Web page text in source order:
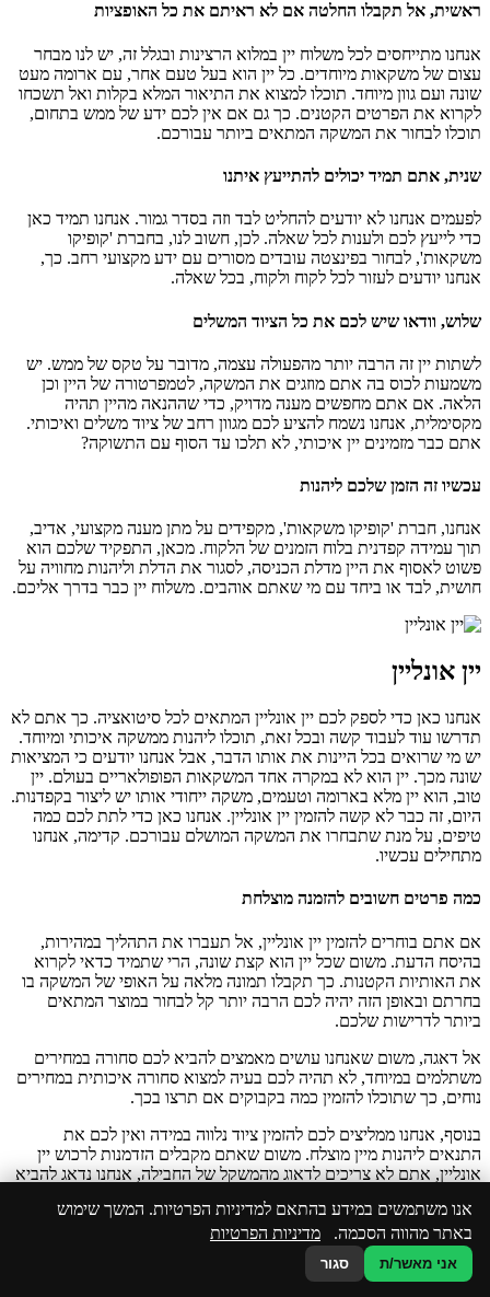
ראשית, אל תקבלו החלטה אם לא ראיתם את כל האופציות
אנחנו מתייחסים לכל משלוח יין במלוא הרצינות ובגלל זה, יש לנו מבחר
עצום של משקאות מיוחדים. כל יין הוא בעל טעם אחר, עם ארומה מעט
שונה ועם גוון מיוחד. תוכלו למצוא את התיאור המלא בקלות ואל תשכחו
לקרוא את הפרטים הקטנים. כך גם אם אין לכם ידע של ממש בתחום,
תוכלו לבחור את המשקה המתאים ביותר עבורכם.
שנית, אתם תמיד יכולים להתייעץ איתנו
לפעמים אנחנו לא יודעים להחליט לבד וזה בסדר גמור. אנחנו תמיד כאן
כדי לייעץ לכם ולענות לכל שאלה. לכן, חשוב לנו, בחברת 'קופיקו
משקאות', לבחור בפינצטה עובדים מסורים עם ידע מקצועי רחב. כך,
אנחנו יודעים לעזור לכל לקוח ולקוח, בכל שאלה.
שלוש, וודאו שיש לכם את כל הציוד המשלים
לשתות יין זה הרבה יותר מהפעולה עצמה, מדובר על טקס של ממש. יש
משמעות לכוס בה אתם מוזגים את המשקה, לטמפרטורה של היין וכן
הלאה. אם אתם מחפשים מענה מדויק, כדי שההנאה מהיין תהיה
מקסימלית, אנחנו נשמח להציע לכם מגוון רחב של ציוד משלים ואיכותי.
אתם כבר מזמינים יין איכותי, לא תלכו עד הסוף עם התשוקה?
עכשיו זה הזמן שלכם ליהנות
אנחנו, חברת 'קופיקו משקאות', מקפידים על מתן מענה מקצועי, אדיב,
תוך עמידה קפדנית בלוח הזמנים של הלקוח. מכאן, התפקיד שלכם הוא
פשוט לאסוף את היין מדלת הכניסה, לסגור את הדלת וליהנות מחוויה על
חושית, לבד או ביחד עם מי שאתם אוהבים. משלוח יין כבר בדרך אליכם.
יין אונליין
אנחנו כאן כדי לספק לכם יין אונליין המתאים לכל סיטואציה. כך אתם לא
תדרשו עוד לעבוד קשה ובכל זאת, תוכלו ליהנות ממשקה איכותי ומיוחד.
יש מי שרואים בכל היינות את אותו הדבר, אבל אנחנו יודעים כי המציאות
שונה מכך. יין הוא לא במקרה אחד המשקאות הפופולאריים בעולם. יין
טוב, הוא יין מלא בארומה וטעמים, משקה ייחודי אותו יש ליצור בקפדנות.
היום, זה כבר לא קשה להזמין יין אונליין. אנחנו כאן כדי לתת לכם כמה
טיפים, על מנת שתבחרו את המשקה המושלם עבורכם. קדימה, אנחנו
מתחילים עכשיו.
כמה פרטים חשובים להזמנה מוצלחת
אם אתם בוחרים להזמין יין אונליין, אל תעברו את התהליך במהירות,
בהיסח הדעת. משום שכל יין הוא קצת שונה, הרי שתמיד כדאי לקרוא
את האותיות הקטנות. כך תקבלו תמונה מלאה על האופי של המשקה בו
בחרתם ובאופן הזה יהיה לכם הרבה יותר קל לבחור במוצר המתאים
ביותר לדרישות שלכם.
אל דאגה, משום שאנחנו עושים מאמצים להביא לכם סחורה במחירים
משתלמים במיוחד, לא תהיה לכם בעיה למצוא סחורה איכותית במחירים
נוחים, כך שתוכלו להזמין כמה בקבוקים אם תרצו בכך.
בנוסף, אנחנו ממליצים לכם להזמין ציוד נלווה במידה ואין לכם את
התנאים ליהנות מיין מוצלח. משום שאתם מקבלים הזדמנות לרכוש יין
אונליין, אתם לא צריכים לדאוג מהמשקל של החבילה, אנחנו נדאג להביא
למה כדאי לכם לבחור בנו
חברת 'קופיקו משקאות', היא חברה וותיקה. אנחנו עובדים עם לקוחות
אנו משתמשים במידע בהתאם למדיניות הפרטיות. המשך שימוש
באתר מהווה הסכמה. מדיניות הפרטיות
אני מאשר/ת סגור